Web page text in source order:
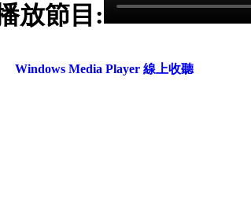
放節目:
Windows Media Player 線上收聽